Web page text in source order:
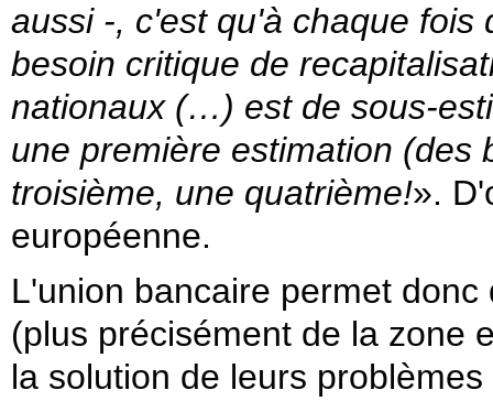
aussi -, c'est qu'à chaque
besoin critique de
nationaux (…) est de sous-
une première estimation (des
troisième, une quatrième!».
européenne.
L'union bancaire permet
(plus précisément de la zone
la solution de leurs